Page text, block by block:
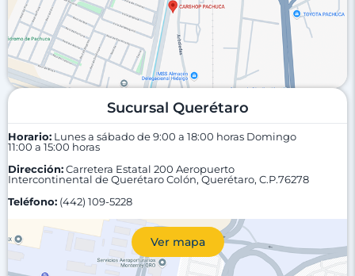
Sucursal Querétaro
Horario: Lunes a sábado de 9:00 a 18:00 horas Domingo
11:00 a 15:00 horas
Dirección:Carretera Estatal 200 Aeropuerto
Intercontinental de Querétaro Colón, Querétaro, C.P.76278
Teléfono: (442) 109-5228
Ver mapa